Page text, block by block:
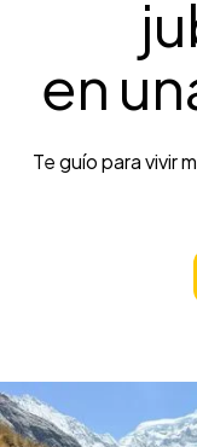
en
Te guío para vivir